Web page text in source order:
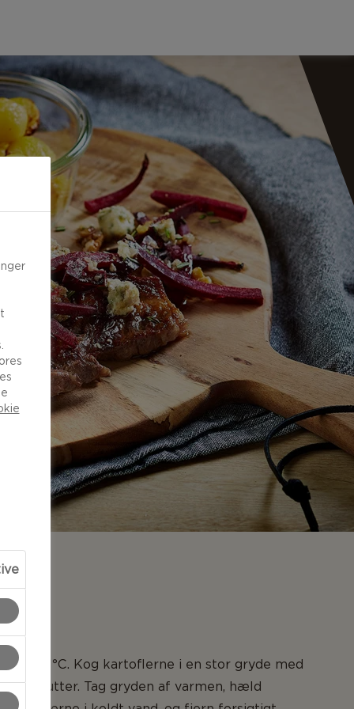
til 225 °C. Kog kartoflerne i en stor gryde med
minutter. Tag gryden af varmen, hæld